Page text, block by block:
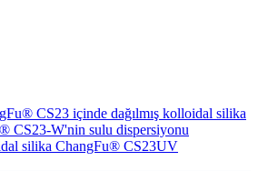
CS23 içinde dağılmış kolloidal silika
CS23-W'nin sulu dispersiyonu
silika ChangFu® CS23UV